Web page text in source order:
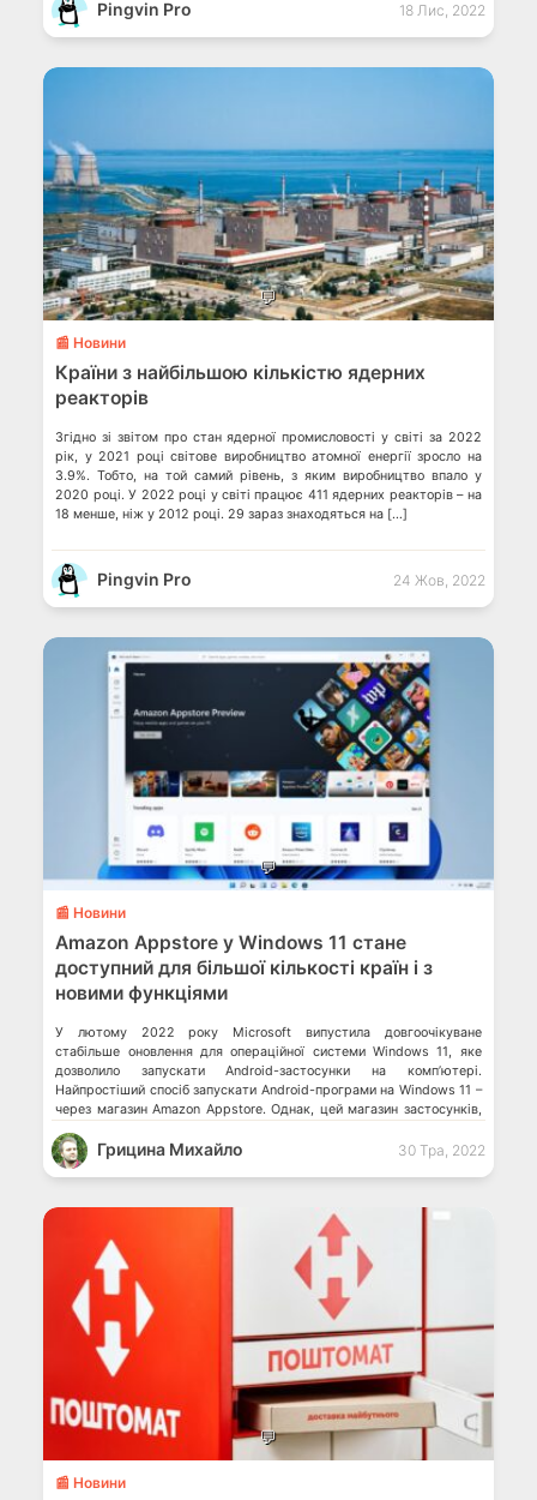
Pingvin Pro 18 Лис, 2022
💬
📰 Новини
Країни з найбільшою кількістю ядерних
реакторів
Згідно зі звітом про стан ядерної промисловості у світі за 2022
рік, у 2021 році світове виробництво атомної енергії зросло на
3.9%. Тобто, на той самий рівень, з яким виробництво впало у
2020 році. У 2022 році у світі працює 411 ядерних реакторів – на
18 менше, ніж у 2012 році. 29 зараз знаходяться на […]
Pingvin Pro 24 Жов, 2022
💬
📰 Новини
Amazon Appstore у Windows 11 стане
доступний для більшої кількості країн і з
новими функціями
У лютому 2022 року Microsoft випустила довгоочікуване
стабільше оновлення для операційної системи Windows 11, яке
дозволило запускати Android-застоcунки на компʼютері.
Найпростіший спосіб запускати Android-програми на Windows 11 –
через магазин Amazon Appstore. Однак, цей магазин застосунків,
Appstore у Windows 11? Amazon Appstore, який пропонується
через […]
Грицина Михайло 30 Тра, 2022
💬
📰 Новини